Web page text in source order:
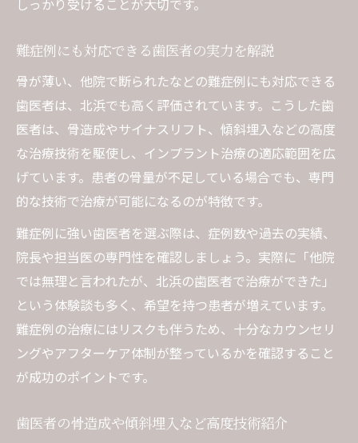
しっかり受けることが大切です。
難症例にも対応できる歯医者の実力を解説
骨が薄い、他院で断られたなどの難症例にも対応できる
歯医者は、北浜でも高く評価されています。こうした歯
医者は、骨造成やサイナスリフト、傾斜埋入などの高度
な治療技術を駆使し、インプラント治療の適応範囲を広
げています。患者の骨量が不足している場合でも、専門
的な技術で治療が可能になるのが特徴です。
難症例に強い歯医者を選ぶ際は、症例数や過去の実績、
院長や担当医の専門性を確認しましょう。実際に「他院
では無理と言われたが、北浜の歯医者で治療ができた」
という体験談も多く、希望を持つ患者が増えています。
難症例の治療にはリスクも伴うため、十分なカウンセリ
ングやアフターケア体制が整っているかを確認すること
が成功のポイントです。
歯医者の骨造成や傾斜埋入など高度技術紹介